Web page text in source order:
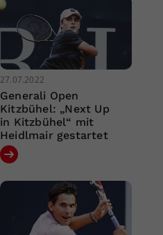
27.07.2022
Generali Open
Kitzbühel: „Next Up
in Kitzbühel“ mit
Heidlmair gestartet